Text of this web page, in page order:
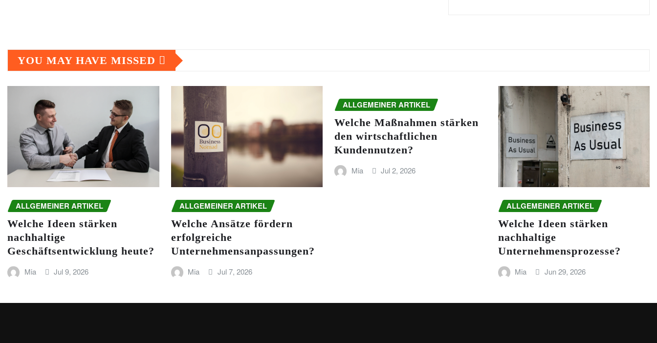
YOU MAY HAVE MISSED
ALLGEMEINER ARTIKEL
Welche Ideen stärken
nachhaltige
Geschäftsentwicklung heute?
Mia Jul 9, 2026
ALLGEMEINER ARTIKEL
Welche Ansätze fördern
erfolgreiche
Unternehmensanpassungen?
Mia Jul 7, 2026
ALLGEMEINER ARTIKEL
Welche Maßnahmen stärken
den wirtschaftlichen
Kundennutzen?
Mia Jul 2, 2026
ALLGEMEINER ARTIKEL
Welche Ideen stärken
nachhaltige
Unternehmensprozesse?
Mia Jun 29, 2026